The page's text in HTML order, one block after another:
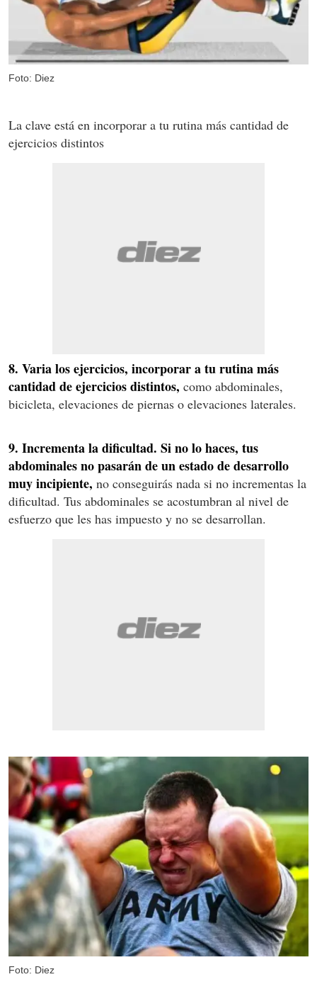
Foto: Diez
La clave está en incorporar a tu rutina más cantidad de
ejercicios distintos
8. Varia los ejercicios, incorporar a tu rutina más
cantidad de ejercicios distintos, como abdominales,
bicicleta, elevaciones de piernas o elevaciones laterales.
9. Incrementa la dificultad. Si no lo haces, tus
abdominales no pasarán de un estado de desarrollo
muy incipiente, no conseguirás nada si no incrementas la
dificultad. Tus abdominales se acostumbran al nivel de
esfuerzo que les has impuesto y no se desarrollan.
Foto: Diez